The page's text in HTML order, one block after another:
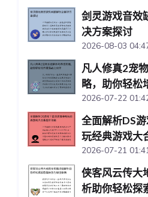
剑灵游戏音效
决方案探讨
2026-08-03
凡人修真2宠
略，助你轻松
2026-07-22
全面解析DS
玩经典游戏大
2026-07-21
侠客风云传大
析助你轻松探